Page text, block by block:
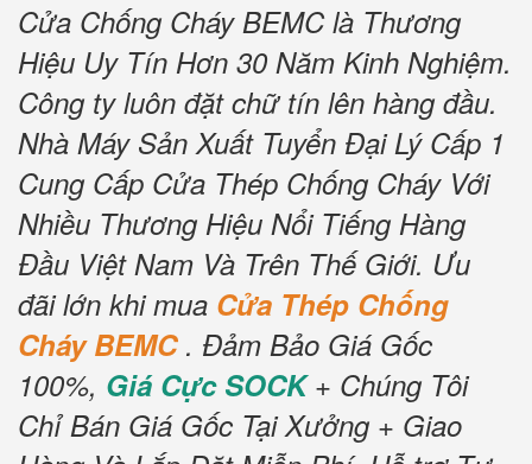
Cửa Chống Cháy BEMC là Thương
Hiệu Uy Tín Hơn 30 Năm Kinh Nghiệm.
Công ty luôn đặt chữ tín lên hàng đầu.
Nhà Máy Sản Xuất Tuyển Đại Lý Cấp 1
Cung Cấp Cửa Thép Chống Cháy Với
Nhiều Thương Hiệu Nổi Tiếng Hàng
Đầu Việt Nam Và Trên Thế Giới. Ưu
đãi lớn khi mua Cửa Thép Chống
Cháy BEMC . Đảm Bảo Giá Gốc
100%, Giá Cực SOCK+ Chúng Tôi
Chỉ Bán Giá Gốc Tại Xưởng + Giao